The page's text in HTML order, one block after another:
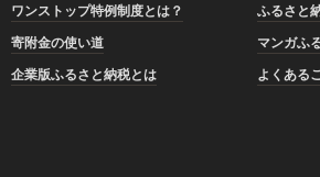
ワンストップ特例制度とは？
ふるさと
寄附金の使い道
マンガふ
企業版ふるさと納税とは
よくある